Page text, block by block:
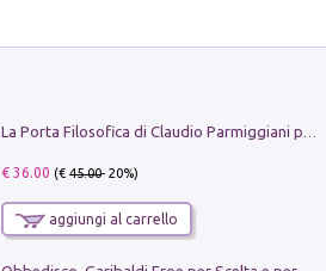
€ 36.00 (€45.00- 20%)
aggiungi al carrello